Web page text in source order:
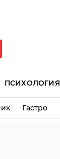
ПСИХОЛОГИЯ
Гастро